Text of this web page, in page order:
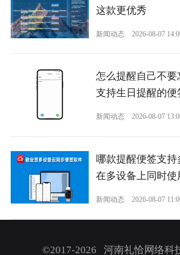
这款更优秀
新闻动态 2026-08-07
怎么提醒自己不要
支持生日提醒的便
新闻动态 2026-08-07
哪款提醒便签支
在多设备上同时使
新闻动态 2026-08-07
©2017-2026 河南礼恰网络科